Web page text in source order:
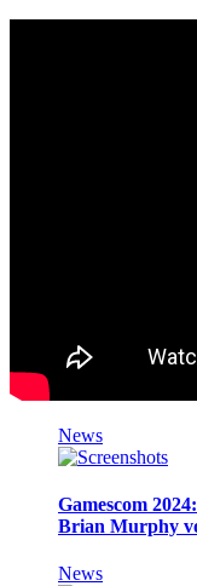
News
Gamescom
Brian Murphy
News